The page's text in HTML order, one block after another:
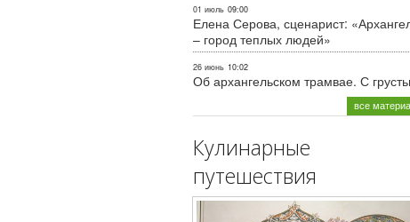
01 июль 09:00
Елена Серова, сценарист:
– город теплых людей»
26 июнь 10:02
Об архангельском трамвае. С
все
Кулинарные
путешествия